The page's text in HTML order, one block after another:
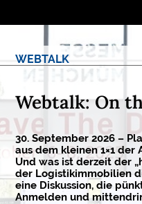
WEBTALK
Webtalk: On
30. September 2026 –
aus dem kleinen 1×1 der
Und was ist derzeit der
der Logistikimmobilien
eine Diskussion, die
Anmelden und